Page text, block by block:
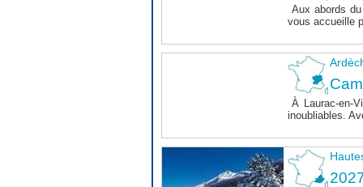
Aux abords
vous accueille
À Laurac-en-
inoubliables.